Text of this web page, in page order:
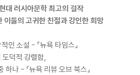
대 러시아문학 최고의 걸작
이들의 고귀한 친절과 강인한 희망
인 소설 - 『뉴욕 타임스』
덕적 강렬함,
나 - 『뉴욕 리뷰 오브 북스』